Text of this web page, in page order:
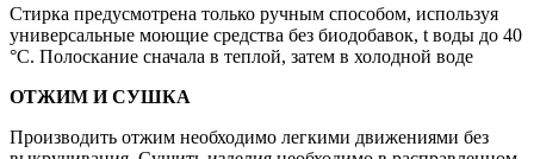
Стирка предусмотрена только ручным способом, используя
универсальные моющие средства без биодобавок, t воды до 40
°С. Полоскание сначала в теплой, затем в холодной воде
ОТЖИМ И СУШКА
Производить отжим необходимо легкими движениями без